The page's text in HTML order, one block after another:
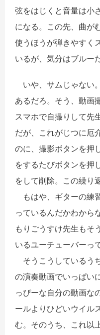
弦をはじくと音量は小
になる。この先、曲が
使うほうが弾きやすく
いるが、気分はブルーだ
いや、サムじゃない
あるだろ。そう、動画
スマホで自撮りして先
だが、これがじつに厄
のに、撮影ボタンを押
をするたびボタンを押
をして削除。この繰り
もはや、ギターの練
っているんだかわから
もりごうすけ先生もそ
いるユーチューバーっ
そうこうしているう
の演奏動画でいっぱい
っぴーな自分の動画な
ールよりひどいウイル
む。そのうち、これ以